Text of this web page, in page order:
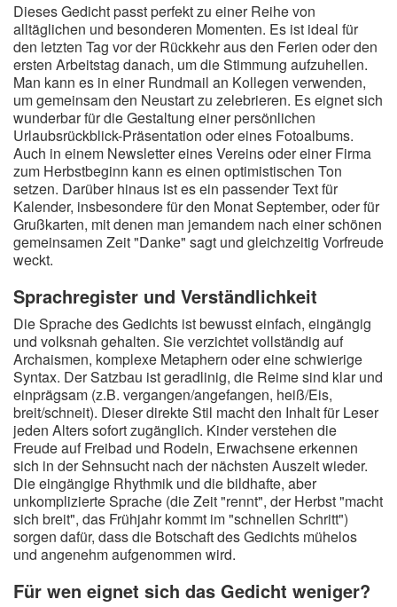
Dieses Gedicht passt perfekt zu einer Reihe von
alltäglichen und besonderen Momenten. Es ist ideal für
den letzten Tag vor der Rückkehr aus den Ferien oder den
ersten Arbeitstag danach, um die Stimmung aufzuhellen.
Man kann es in einer Rundmail an Kollegen verwenden,
um gemeinsam den Neustart zu zelebrieren. Es eignet sich
wunderbar für die Gestaltung einer persönlichen
Urlaubsrückblick-Präsentation oder eines Fotoalbums.
Auch in einem Newsletter eines Vereins oder einer Firma
zum Herbstbeginn kann es einen optimistischen Ton
setzen. Darüber hinaus ist es ein passender Text für
Kalender, insbesondere für den Monat September, oder für
Grußkarten, mit denen man jemandem nach einer schönen
gemeinsamen Zeit "Danke" sagt und gleichzeitig Vorfreude
weckt.
Sprachregister und Verständlichkeit
Die Sprache des Gedichts ist bewusst einfach, eingängig
und volksnah gehalten. Sie verzichtet vollständig auf
Archaismen, komplexe Metaphern oder eine schwierige
Syntax. Der Satzbau ist geradlinig, die Reime sind klar und
einprägsam (z.B. vergangen/angefangen, heiß/Eis,
breit/schneit). Dieser direkte Stil macht den Inhalt für Leser
jeden Alters sofort zugänglich. Kinder verstehen die
Freude auf Freibad und Rodeln, Erwachsene erkennen
sich in der Sehnsucht nach der nächsten Auszeit wieder.
Die eingängige Rhythmik und die bildhafte, aber
unkomplizierte Sprache (die Zeit "rennt", der Herbst "macht
sich breit", das Frühjahr kommt im "schnellen Schritt")
sorgen dafür, dass die Botschaft des Gedichts mühelos
und angenehm aufgenommen wird.
Für wen eignet sich das Gedicht weniger?